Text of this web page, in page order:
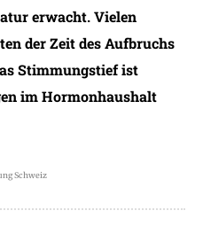
erwacht. Vielen
der Zeit des Aufbruchs
Stimmungstief ist
im Hormonhaushalt
Schweiz